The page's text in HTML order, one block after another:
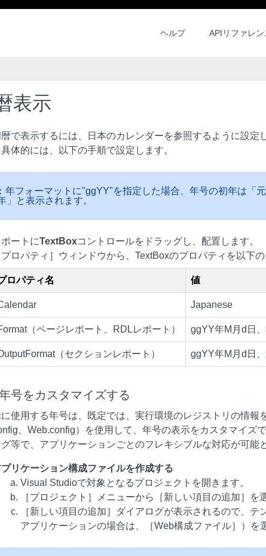
ヘルプ APIリファレン
表示
暦で表示するには、日本のカレンダーを参照するように設
体的には、以下の手順で設定します。
：年フォーマットに"ggYY"を指定した場合、年号の初年は「
」と表示されます。
ポートにTextBoxコントロールをドラッグし、配置します。
プロパティ］ウィンドウから、TextBoxのプロパティを以下
ロパティ名 値
Japanese
（ページレポート、RDLレポート） ggYY年M月d日
（セクションレポート） ggYY年M月d日
号をカスタマイズする
使用する年号は、既定では、実行環境のレジストリの情
、Web.config）を使用して、年号の表示をカスタマイ
等で、アプリケーションごとのフレキシブルな対応が可能
プリケーション構成ファイルを作成する
Visual Studioで対象となるプロジェクトを開きます。
［プロジェクト］メニューから［新しい項目の追加］を
［新しい項目の追加］ダイアログが表示されるので、
アプリケーションの場合は、［Web構成ファイル］）を